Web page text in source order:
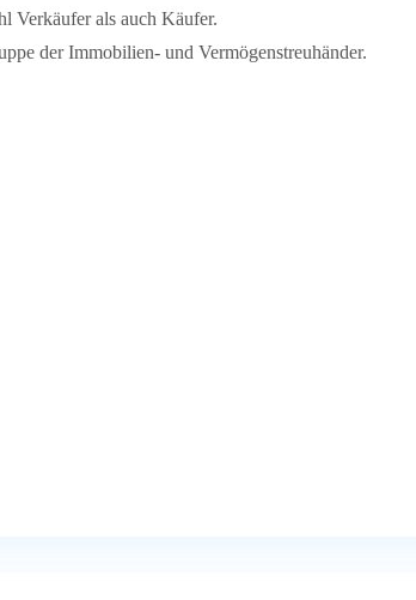
Verkäufer als auch Käufer.
der Immobilien- und Vermögenstreuhänder.